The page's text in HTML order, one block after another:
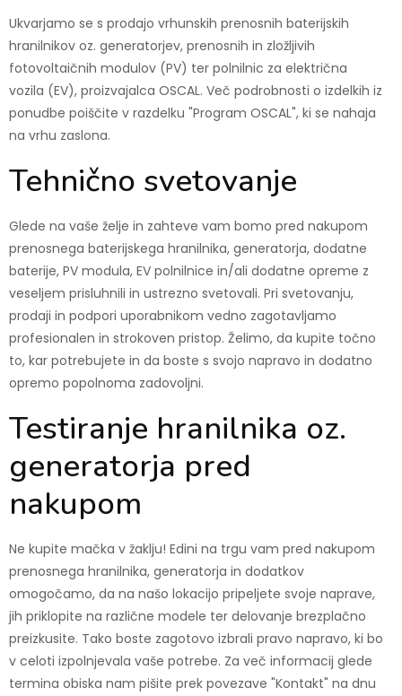
Ukvarjamo se s prodajo vrhunskih prenosnih baterijskih
hranilnikov oz. generatorjev, prenosnih in zložljivih
fotovoltaičnih modulov (PV) ter polnilnic za električna
vozila (EV), proizvajalca OSCAL. Več podrobnosti o izdelkih iz
ponudbe poiščite v razdelku "Program OSCAL", ki se nahaja
na vrhu zaslona.
Tehnično svetovanje
Glede na vaše želje in zahteve vam bomo pred nakupom
prenosnega baterijskega hranilnika, generatorja, dodatne
baterije, PV modula, EV polnilnice in/ali dodatne opreme z
veseljem prisluhnili in ustrezno svetovali. Pri svetovanju,
prodaji in podpori uporabnikom vedno zagotavljamo
profesionalen in strokoven pristop. Želimo, da kupite točno
to, kar potrebujete in da boste s svojo napravo in dodatno
opremo popolnoma zadovoljni.
Testiranje hranilnika oz.
generatorja pred
nakupom
Ne kupite mačka v žaklju! Edini na trgu vam pred nakupom
prenosnega hranilnika, generatorja in dodatkov
omogočamo, da na našo lokacijo pripeljete svoje naprave,
jih priklopite na različne modele ter delovanje brezplačno
preizkusite. Tako boste zagotovo izbrali pravo napravo, ki bo
v celoti izpolnjevala vaše potrebe. Za več informacij glede
termina obiska nam pišite prek povezave "Kontakt" na dnu